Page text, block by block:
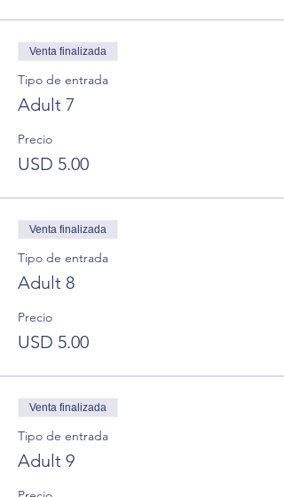
Venta finalizada
Tipo de entrada
Adult 7
Precio
USD 5.00
Venta finalizada
Tipo de entrada
Adult 8
Precio
USD 5.00
Venta finalizada
Tipo de entrada
Adult 9